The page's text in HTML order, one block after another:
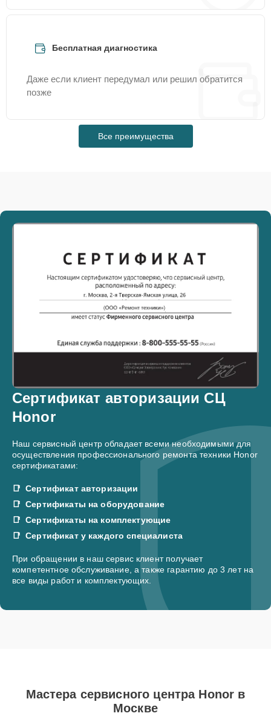
Бесплатная диагностика
Даже если клиент передумал или решил обратится
позже
Все преимущества
Сертификат авторизации СЦ
Honor
Наш сервисный центр обладает всеми необходимыми для
осуществления профессионального ремонта техники Honor
сертификатами:
Сертификат авторизации
Сертификаты на оборудование
Сертификаты на комплектующие
Сертификат у каждого специалиста
При обращении в наш сервис клиент получает
компетентное обслуживание, а также гарантию до 3 лет на
все виды работ и комплектующих.
Мастера сервисного центра Honor в
Москве